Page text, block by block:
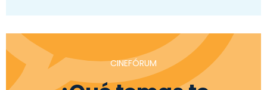
CINEFÓRUM